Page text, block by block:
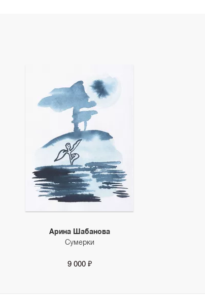
Арина Шабанова
Сумерки
9 000 ₽